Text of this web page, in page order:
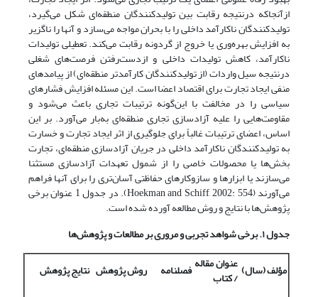
ازآنجا‌که درنتیجه رقابت بین تولیدکنندگان منطقه‌ای شکل می‌گیرد،
تولیدکنندگان ناکارآمد داخلی را با بحران مواجه می‌سازد و آنها را ناگزیر
به افزایش بهره‌وری یا خروج از گردونه رقابت می‌کند. تعطیلی تولیدات
ناکارآمد، کاهش تولیدات داخلی و ازدست‌رفتن فرصت‌های شغلی
درنتیجه سیل واردات (از تولیدکنندگان کارآمدتر منطقه‌ای) از پیامدهای
منفی ایجاد تجارت برای اقتصاد اعضا است. این مسئله افزایش فشارهای
سیاسی را در مخالفت با این‌گونه ترتیبات تجاری باعث می‌شود و
مقاومت‌هایی را علیه آزادسازی تجاری منطقه‌ای به‌بار می‌آورد. بر این
اساس، اعضای ترتیبات غالباً برای جلوگیری از اثر ایجاد تجارت و خسارت
به تولیدکنندگان ناکارآمد داخلی در جریان آزادسازی منطقه‌ای، تجارت
بخش‌ها یا محصولات خاصی را از شمول تعهدات آزادسازی مستثنا
می‌سازند یا ابزارها و سازوکارهای حفاظتی آسان‌تری را برای آنها فراهم
می‌آورند (Hoekman and Schiff, 2002: 554). در جدول 1 عنوان برخی
پژوهش‌ها با نتایج و روش مطالعه آورده شده است.
جدول ۱. برخی شواهد تجربی و مروری بر مطالعات و پژوهش‌ها
مؤلف (سال)عنوان مقاله
/ کتاب فصلنامه روش پژوهش نتایج پژوهش